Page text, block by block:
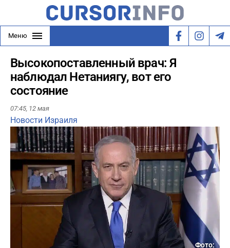
Меню
Высокопоставленный врач: Я
наблюдал Нетаниягу, вот его
состояние
07:45, 12 мая
Новости Израиля
Фото: